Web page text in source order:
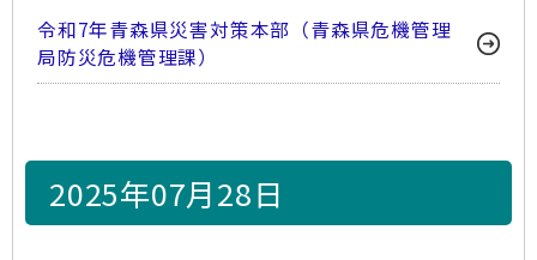
令和7年青森県災害対策本部（青森県危機管理
局防災危機管理課）
2025年07月28日